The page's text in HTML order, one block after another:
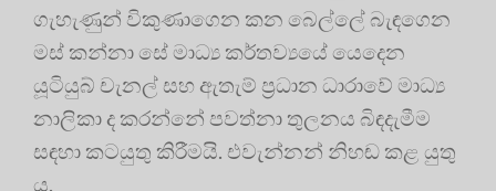
ගැහැණුන් විකුණාගෙන කන බෙල්ලේ බැඳගෙන
මස් කන්නා සේ මාධ්‍ය කර්තව්‍යයේ යෙදෙන
යූටියුබ් චැනල් සහ ඇතැම් ප්‍රධාන ධාරාවේ මාධ්‍ය
නාලිකා ද කරන්නේ පවත්නා තුලනය බිඳදැමීම
සඳහා කටයුතු කිරීමයි. එවැන්නන් නිහඬ කළ යුතු
ය.